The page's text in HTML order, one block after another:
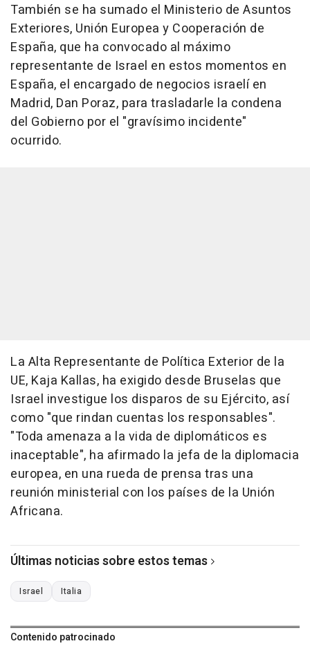
También se ha sumado el Ministerio de Asuntos
Exteriores, Unión Europea y Cooperación de
España, que ha convocado al máximo
representante de Israel en estos momentos en
España, el encargado de negocios israelí en
Madrid, Dan Poraz, para trasladarle la condena
del Gobierno por el "gravísimo incidente"
ocurrido.
La Alta Representante de Política Exterior de la
UE, Kaja Kallas, ha exigido desde Bruselas que
Israel investigue los disparos de su Ejército, así
como "que rindan cuentas los responsables".
"Toda amenaza a la vida de diplomáticos es
inaceptable", ha afirmado la jefa de la diplomacia
europea, en una rueda de prensa tras una
reunión ministerial con los países de la Unión
Africana.
Últimas noticias sobre estos temas
Israel Italia
Contenido patrocinado